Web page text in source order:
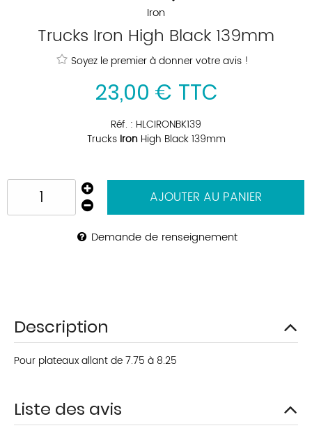
Iron
Trucks Iron High Black 139mm
Soyez le premier à donner votre avis !
23,00 € TTC
Réf. : HLCIRONBK139
Trucks IronHigh Black 139mm
AJOUTER AU PANIER
Demande de renseignement
Description
Pour plateaux allant de 7.75 à 8.25
Liste des avis